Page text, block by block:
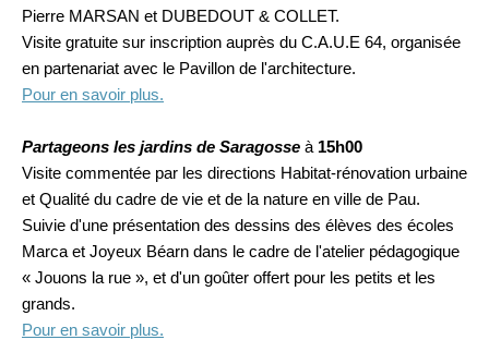
Pierre MARSAN et DUBEDOUT & COLLET.
Visite gratuite sur inscription auprès du C.A.U.E 64, organisée
en partenariat avec le Pavillon de l'architecture.
Pour en savoir plus.
Partageons les jardins de Saragosse à 15h00
Visite commentée par les directions Habitat-rénovation urbaine
et Qualité du cadre de vie et de la nature en ville de Pau.
Suivie d'une présentation des dessins des élèves des écoles
Marca et Joyeux Béarn dans le cadre de l'atelier pédagogique
« Jouons la rue », et d'un goûter offert pour les petits et les
grands.
Pour en savoir plus.